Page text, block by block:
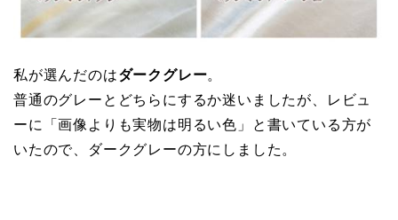
私が選んだのはダークグレー。
普通のグレーとどちらにするか迷いましたが、レビュ
ーに「画像よりも実物は明るい色」と書いている方が
いたので、ダークグレーの方にしました。